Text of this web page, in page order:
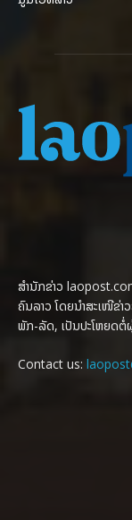
ສຳນັກຂ່າວ
ຄົນລາວ ໂດຍນຳສະເໜີຂ່າ
ພັກ-ລັດ, ເປັນປະໂຫຍດຕໍ່
Contact us: